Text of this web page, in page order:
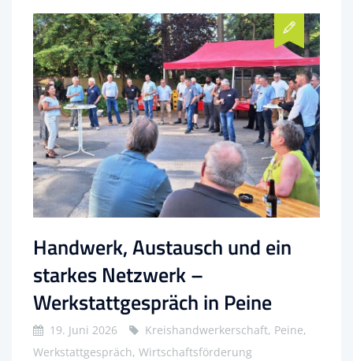
Handwerk, Austausch und ein
starkes Netzwerk –
Werkstattgespräch in Peine
19. Juni 2026
Kreishandwerkerschaft, Peine,
Werkstattgespräch, Wirtschaftsförderung